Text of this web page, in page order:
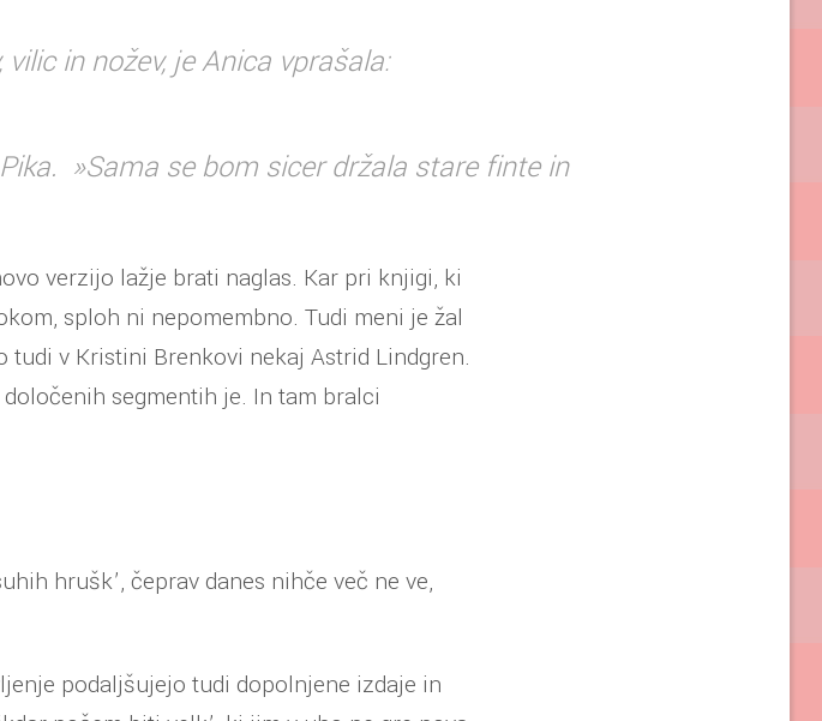
in nožev, je Anica vprašala:
»Sama se bom sicer držala stare finte in
verzijo lažje brati naglas. Kar pri knjigi, ki
sploh ni nepomembno. Tudi meni je žal
tudi v Kristini Brenkovi nekaj Astrid Lindgren.
segmentih je. In tam bralci
hrušk’, čeprav danes nihče več ne ve,
podaljšujejo tudi dopolnjene izdaje in